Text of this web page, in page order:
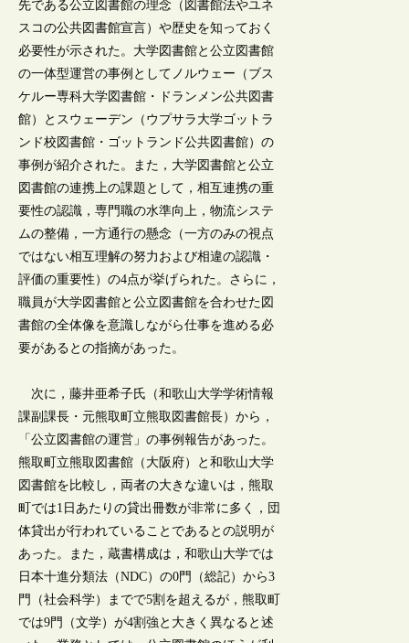
先である公立図書館の理念（図書館法やユネ
スコの公共図書館宣言）や歴史を知っておく
必要性が示された。大学図書館と公立図書館
の一体型運営の事例としてノルウェー（ブス
ケルー専科大学図書館・ドランメン公共図書
館）とスウェーデン（ウプサラ大学ゴットラ
ンド校図書館・ゴットランド公共図書館）の
事例が紹介された。また，大学図書館と公立
図書館の連携上の課題として，相互連携の重
要性の認識，専門職の水準向上，物流システ
ムの整備，一方通行の懸念（一方のみの視点
ではない相互理解の努力および相違の認識・
評価の重要性）の4点が挙げられた。さらに，
職員が大学図書館と公立図書館を合わせた図
書館の全体像を意識しながら仕事を進める必
要があるとの指摘があった。
次に，藤井亜希子氏（和歌山大学学術情報
課副課長・元熊取町立熊取図書館長）から，
「公立図書館の運営」の事例報告があった。
熊取町立熊取図書館（大阪府）と和歌山大学
図書館を比較し，両者の大きな違いは，熊取
町では1日あたりの貸出冊数が非常に多く，団
体貸出が行われていることであるとの説明が
あった。また，蔵書構成は，和歌山大学では
日本十進分類法（NDC）の0門（総記）から3
門（社会科学）までで5割を超えるが，熊取町
では9門（文学）が4割強と大きく異なると述